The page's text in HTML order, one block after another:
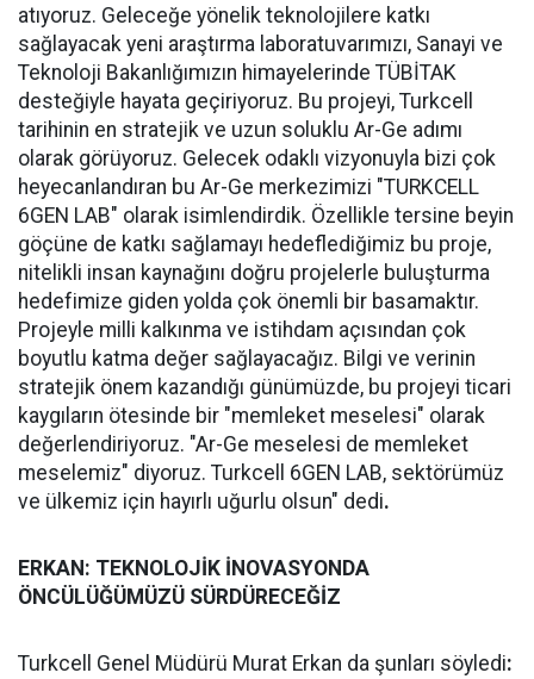
atıyoruz. Geleceğe yönelik teknolojilere katkı
sağlayacak yeni araştırma laboratuvarımızı, Sanayi ve
Teknoloji Bakanlığımızın himayelerinde TÜBİTAK
desteğiyle hayata geçiriyoruz. Bu projeyi, Turkcell
tarihinin en stratejik ve uzun soluklu Ar-Ge adımı
olarak görüyoruz. Gelecek odaklı vizyonuyla bizi çok
heyecanlandıran bu Ar-Ge merkezimizi "TURKCELL
6GEN LAB" olarak isimlendirdik. Özellikle tersine beyin
göçüne de katkı sağlamayı hedeflediğimiz bu proje,
nitelikli insan kaynağını doğru projelerle buluşturma
hedefimize giden yolda çok önemli bir basamaktır.
Projeyle milli kalkınma ve istihdam açısından çok
boyutlu katma değer sağlayacağız. Bilgi ve verinin
stratejik önem kazandığı günümüzde, bu projeyi ticari
kaygıların ötesinde bir "memleket meselesi" olarak
değerlendiriyoruz. "Ar-Ge meselesi de memleket
meselemiz" diyoruz. Turkcell 6GEN LAB, sektörümüz
ve ülkemiz için hayırlı uğurlu olsun" dedi.
ERKAN: TEKNOLOJİK İNOVASYONDA
ÖNCÜLÜĞÜMÜZÜ SÜRDÜRECEĞİZ
Turkcell Genel Müdürü Murat Erkan da şunları söyledi: